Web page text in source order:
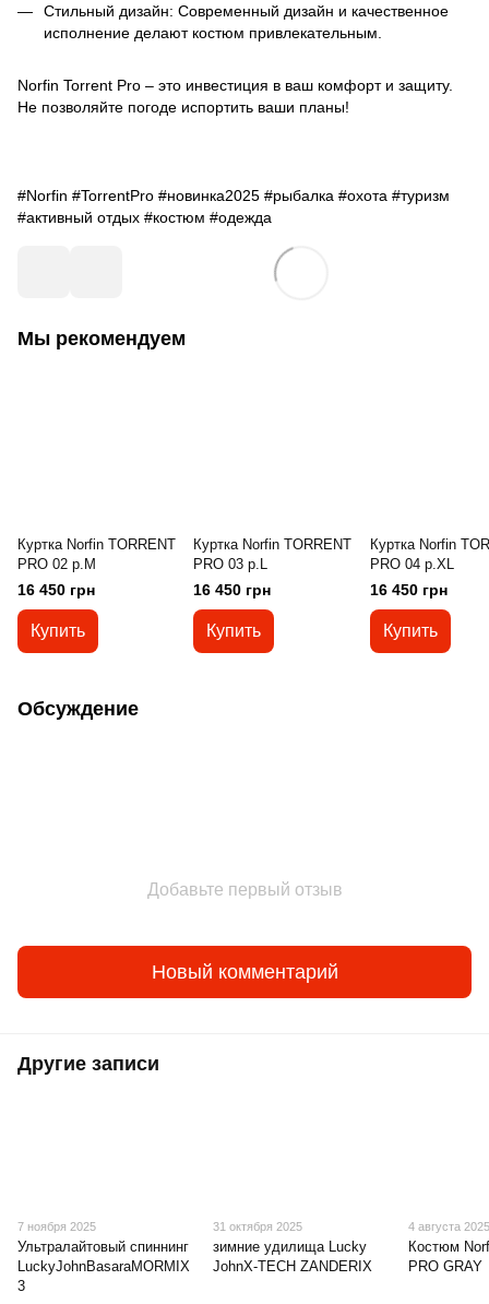
Стильный дизайн: Современный дизайн и качественное
исполнение делают костюм привлекательным.
Norfin Torrent Pro – это инвестиция в ваш комфорт и защиту.
Не позволяйте погоде испортить ваши планы!
#Norfin #TorrentPro #новинка2025 #рыбалка #охота #туризм
#активный отдых #костюм #одежда
Мы рекомендуем
Куртка Norfin TORRENT
PRO 02 р.M
16 450 грн
Купить
Куртка Norfin TORRENT
PRO 03 р.L
16 450 грн
Купить
Куртка Norfin
PRO 04 р.XL
16 450 грн
Купить
Обсуждение
Добавьте первый отзыв
Новый комментарий
Другие записи
7 ноября 2025
Ультралайтовый спиннинг
LuckyJohnBasaraMORMIX
3
31 октября 2025
зимние удилища Lucky
JohnX‑TECH ZANDERIX
4 августа
Костюм
PRO GRAY